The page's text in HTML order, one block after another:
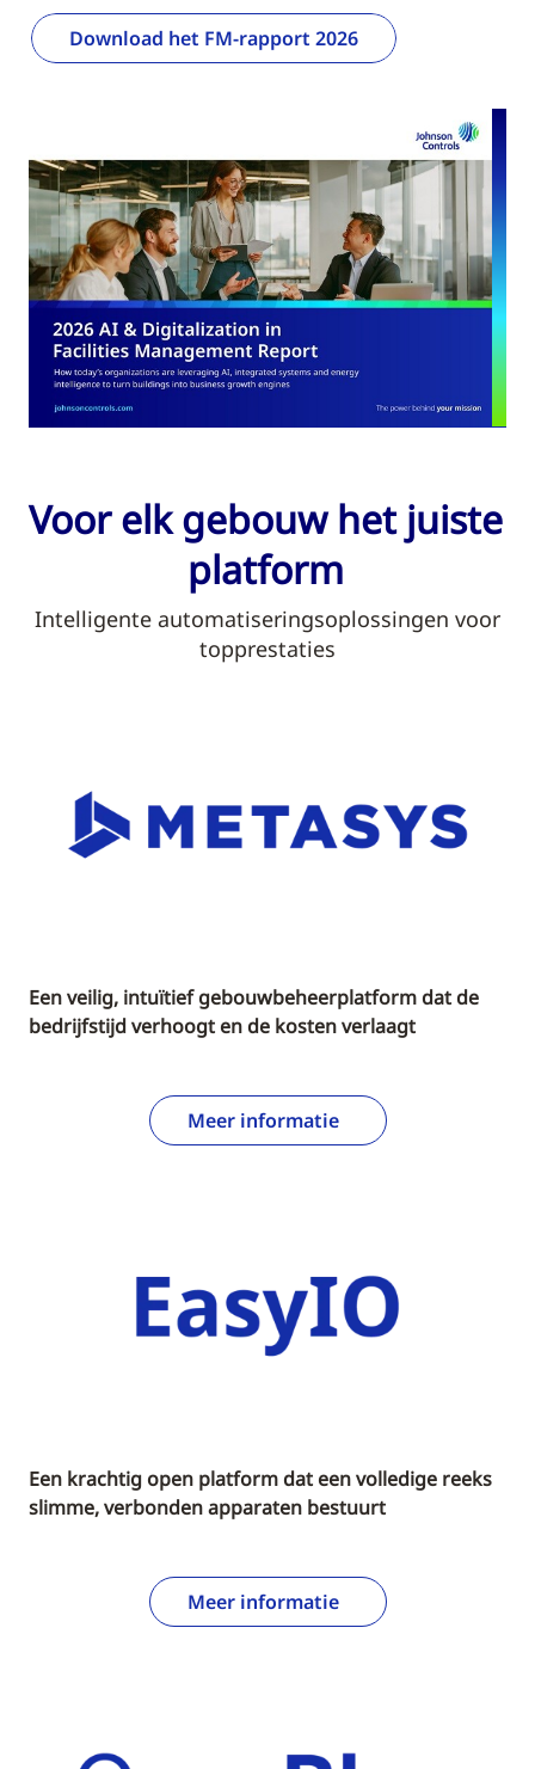
Download het FM-rapport 2026
Voor elk gebouw het juiste
platform
Intelligente automatiseringsoplossingen voor
topprestaties
Een veilig, intuïtief gebouwbeheerplatform dat de
bedrijfstijd verhoogt en de kosten verlaagt
Meer informatie
Een krachtig open platform dat een volledige reeks
slimme, verbonden apparaten bestuurt
Meer informatie